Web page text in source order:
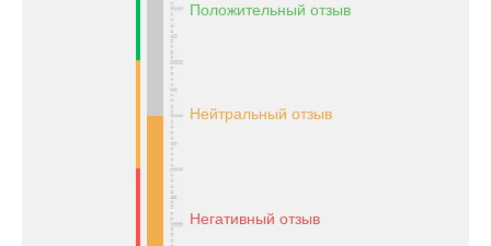
Положительный отзыв
Нейтральный отзыв
Негативный отзыв